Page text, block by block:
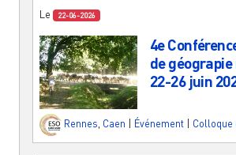
Le 22-06-2026
4e
de
22-26 juin
Rennes, Caen Événement Colloque